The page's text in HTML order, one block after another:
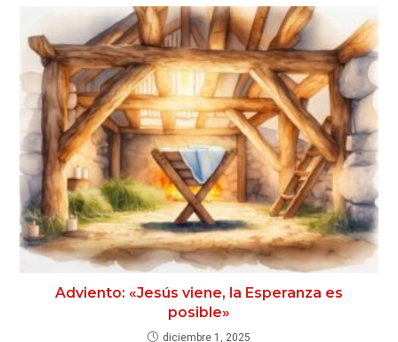
Adviento: «Jesús viene, la Esperanza es
posible»
diciembre 1, 2025